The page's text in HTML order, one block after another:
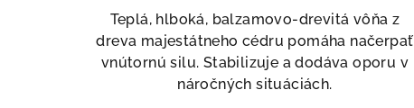
Teplá, hlboká, balzamovo-drevitá vôňa z
dreva majestátneho cédru pomáha načerpať
vnútornú silu. Stabilizuje a dodáva oporu v
náročných situáciách.